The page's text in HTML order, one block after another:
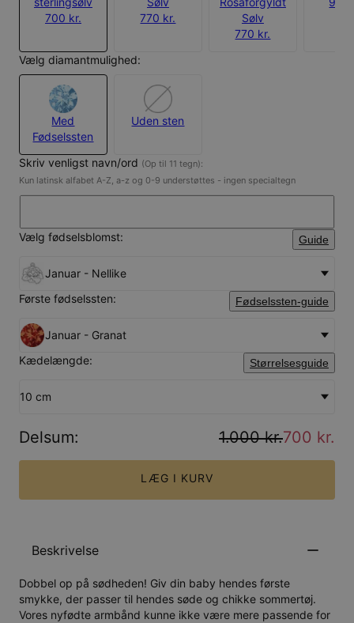
700 kr.
770 kr.
Sølv
770 kr.
Vælg diamantmulighed:
Med
Fødselssten
Uden sten
Skriv venligst navn/ord (Op til 11 tegn):
Kun latinsk alfabet A-Z, a-z og 0-9 understøttes - ingen specialtegn
Vælg fødselsblomst: Guide
Januar - Nellike
Første fødselssten:
Fødselssten-guide
Januar - Granat
Kædelængde:
Størrelsesguide
10 cm
Delsum: 1.000 kr.700 kr.
LÆG I KURV
Beskrivelse
Dobbel op på sødheden! Giv din baby hendes første
smykke, der passer til hendes søde og chikke sommertøj.
Vores nyfødte armbånd kunne ikke være mere passende for